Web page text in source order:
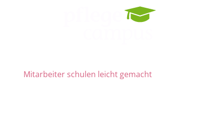
Mitarbeiter schulen leicht gemacht